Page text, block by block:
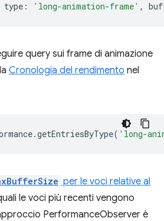
type : 'long-animation-frame' ,
query sui frame di animazione
Cronologia del rendimento nel
.getEntriesByType( 'long-
per le voci relative al
le voci più recenti vengono
PerformanceObserver è